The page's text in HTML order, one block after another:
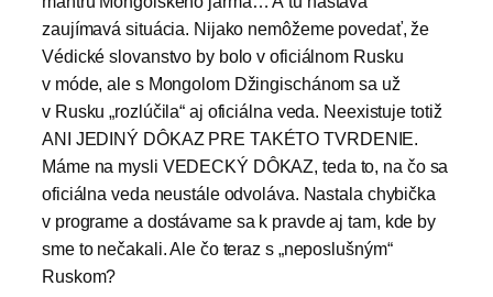
zaujímavá situácia. Nijako nemôžeme povedať, že
Védické slovanstvo by bolo v oficiálnom Rusku
v móde, ale s Mongolom Džingischánom sa už
v Rusku „rozlúčila“ aj oficiálna veda. Neexistuje totiž
ANI JEDINÝ DÔKAZ PRE TAKÉTO TVRDENIE.
Máme na mysli VEDECKÝ DÔKAZ, teda to, na čo sa
oficiálna veda neustále odvoláva. Nastala chybička
v programe a dostávame sa k pravde aj tam, kde by
sme to nečakali. Ale čo teraz s „neposlušným“
Ruskom?